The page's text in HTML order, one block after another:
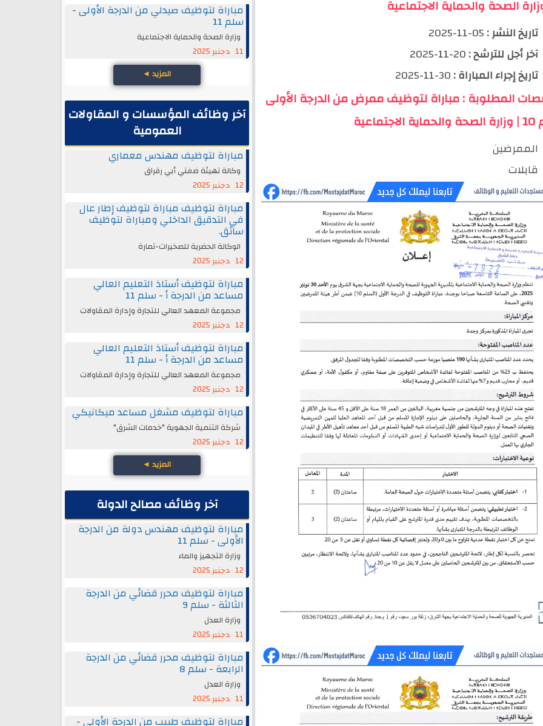
تاريخ النشر :
آخر أجل للترشح :
تاريخ إجراء المباراة :
المطلوبة : مباراة لتوظيف ممرض من الدرجة الأولى
الممرضين
قابلات
مباراة لتوظيف صيدلي من الدرجة الأولى -
سلم 11
وزارة الصحة والحماية الاجتماعية
11 دجنبر 2025
المزيد ◄
آخر وظائف المؤسسات و المقاولات
العمومية
مباراة لتوظيف مهندس معماري
وكالة تهيئة ضفتي أبي رقراق
12 دجنبر 2025
مباراة لتوظيف مباراة لتوظيف إطار عال
في التدقيق الداخلي ومباراة لتوظيف
سائق.
الوكالة الحضرية للصخيرات-تمارة
12 دجنبر 2025
مباراة لتوظيف أستاذ التعليم العالي
مساعد من الدرجة أ - سلم 11
مجموعة المعهد العالي للتجارة وإدارة المقاولات
12 دجنبر 2025
مباراة لتوظيف أستاذ التعليم العالي
مساعد من الدرجة أ - سلم 11
مجموعة المعهد العالي للتجارة وإدارة المقاولات
12 دجنبر 2025
مباراة لتوظيف مشغل مساعد ميكانيكي
شركة التنمية الجهوية "خدمات الشرق"
12 دجنبر 2025
المزيد ◄
آخر وظائف مصالح الدولة
مباراة لتوظيف مهندس دولة من الدرجة
الأولى - سلم 11
وزارة التجهيز والماء
12 دجنبر 2025
مباراة لتوظيف محرر قضائي من الدرجة
الثالثة - سلم 9
وزارة العدل
11 دجنبر 2025
مباراة لتوظيف محرر قضائي من الدرجة
الرابعة - سلم 8
وزارة العدل
11 دجنبر 2025
مباراة لتوظيف طبيب من الدرجة الأولى -